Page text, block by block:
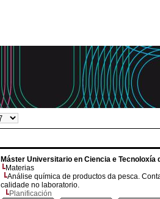
Máster Universitario en Ciencia e
Materias
Análise química de productos da pesca.
calidade no laboratorio.
Planificación